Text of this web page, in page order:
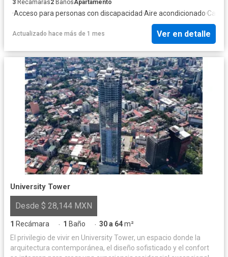
3 Recámaras2 BañosApartamento
·Acceso para personas con discapacidad·Aire acondicionado·
Actualizado hace más de 1 mes Ver en detalle
University Tower
Desde $ 28,144 MXN
1 Recámara · 1 Baño · 30 a 64m²
El privilegio de vivir en University Tower, un espacio donde la
arquitectura contemporánea, el diseño sofisticado y el confort